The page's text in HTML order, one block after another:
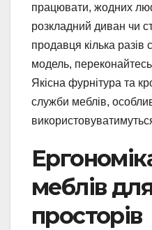
працювати, жодних
розкладний диван чи
продавця кілька разів
модель, переконайтесь
Якісна фурнітура та
служби меблів,
меблів
просторів